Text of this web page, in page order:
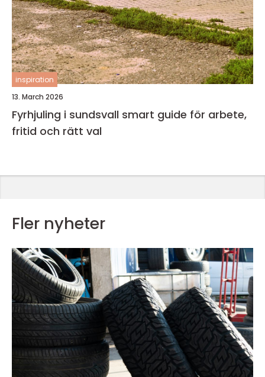
inspiration
13. March 2026
Fyrhjuling i sundsvall smart guide för arbete,
fritid och rätt val
Fler nyheter